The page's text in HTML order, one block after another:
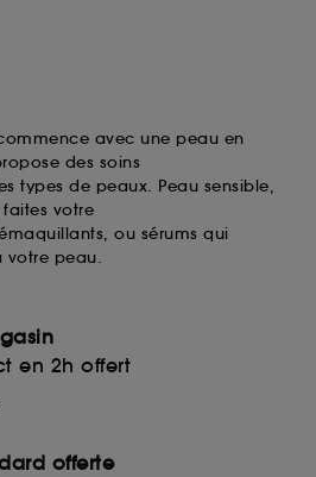
avec une peau en
des soins
types de peaux. Peau sensible,
votre
ou sérums qui
votre peau.
en 2h offert
offerte